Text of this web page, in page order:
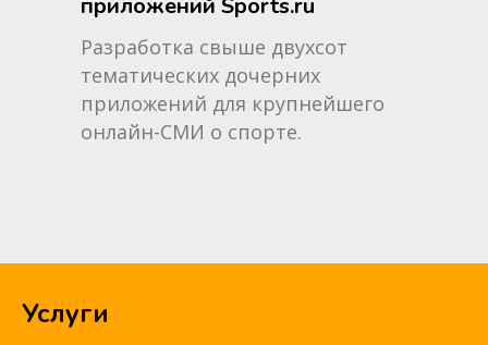
Разработка свыше двухсот
тематических дочерних
приложений для крупнейшего
онлайн-СМИ о спорте.
Услуги